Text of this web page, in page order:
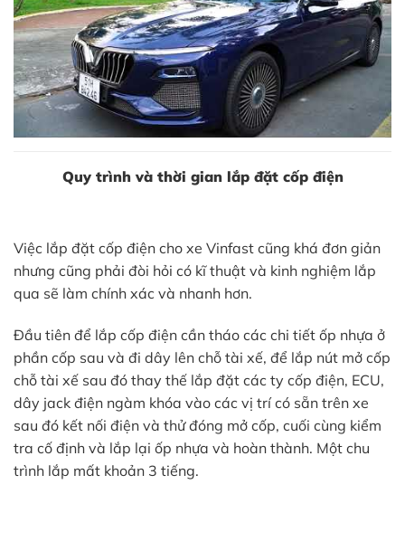
Quy trình và thời gian lắp đặt cốp điện
Việc lắp đặt cốp điện cho xe Vinfast cũng khá đơn giản
nhưng cũng phải đòi hỏi có kĩ thuật và kinh nghiệm lắp
qua sẽ làm chính xác và nhanh hơn.
Đầu tiên để lắp cốp điện cần tháo các chi tiết ốp nhựa ở
phần cốp sau và đi dây lên chỗ tài xế, để lắp nút mở cốp
chỗ tài xế sau đó thay thế lắp đặt các ty cốp điện, ECU,
dây jack điện ngàm khóa vào các vị trí có sẵn trên xe
sau đó kết nối điện và thử đóng mở cốp, cuối cùng kiểm
tra cố định và lắp lại ốp nhựa và hoàn thành. Một chu
trình lắp mất khoản 3 tiếng.